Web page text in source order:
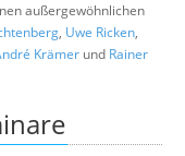
außergewöhnlichen
, Uwe Ricken,
Krämer und Rainer